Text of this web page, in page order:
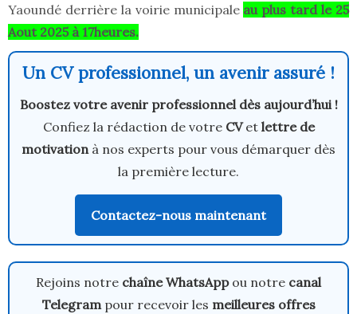
Yaoundé derrière la voirie municipale au plus tard le 25
Aout 2025 à 17heures.
Un CV professionnel, un avenir assuré !
Boostez votre avenir professionnel dès aujourd’hui !
Confiez la rédaction de votre CVet lettre de
motivationà nos experts pour vous démarquer dès
la première lecture.
Contactez-nous maintenant
Rejoins notre chaîne WhatsAppou notre canal
Telegrampour recevoir les meilleures offres